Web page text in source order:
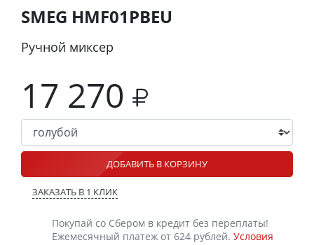
SMEG HMF01PBEU
Ручной миксер
17 270
ДОБАВИТЬ В КОРЗИНУ
ЗАКАЗАТЬ В 1 КЛИК
Покупай со Сбером в кредит без переплаты!
Ежемесячный платеж от 624 рублей. Условия